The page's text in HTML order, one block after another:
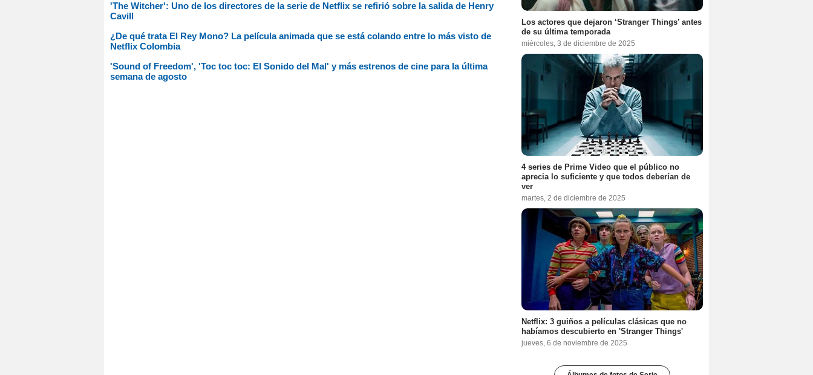
'The Witcher': Uno de los directores de la serie de Netflix se refirió sobre la salida de Henry
Cavill
¿De qué trata El Rey Mono? La película animada que se está colando entre lo más visto de
Netflix Colombia
'Sound of Freedom', 'Toc toc toc: El Sonido del Mal' y más estrenos de cine para la última
semana de agosto
Los actores que dejaron ‘Stranger Things’ antes
de su última temporada
miércoles, 3 de diciembre de 2025
4 series de Prime Video que el público no
aprecia lo suficiente y que todos deberían de
ver
martes, 2 de diciembre de 2025
Netflix: 3 guiños a películas clásicas que no
habíamos descubierto en 'Stranger Things'
jueves, 6 de noviembre de 2025